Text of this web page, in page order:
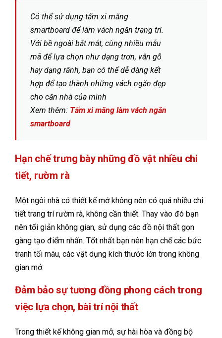
Có thể sử dụng tấm xi măng
smartboard để làm vách ngăn trang trí.
Với bề ngoài bắt mắt, cùng nhiều mẫu
mã để lựa chọn như dạng trơn, vân gỗ
hay dạng rãnh, bạn có thể dễ dàng kết
hợp để tạo thành những vách ngăn đẹp
cho căn nhà của mình
Xem thêm: Tấm xi măng làm vách ngăn
smartboard
Hạn chế trưng bày những đồ vật nhiều chi
tiết, rườm rà
Một ngôi nhà có thiết kế mở không nên có quá nhiều chi
tiết trang trí rườm rà, không cần thiết. Thay vào đó bạn
nên tối giản không gian, sử dụng các đồ nội thất gọn
gàng tạo điểm nhấn. Tốt nhất bạn nên hạn chế các bức
tranh tối màu, các vật dụng kích thước lớn trong không
gian mở.
Đảm bảo sự tương đồng phong cách trong
việc lựa chọn, bài trí nội thất
Trong thiết kế không gian mở, sự hài hòa và đồng bộ